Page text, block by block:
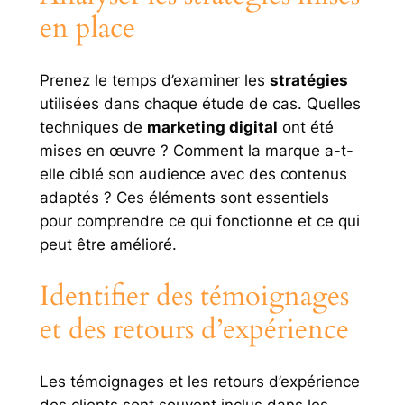
en place
Prenez le temps d’examiner les stratégies
utilisées dans chaque étude de cas. Quelles
techniques de marketing digital ont été
mises en œuvre ? Comment la marque a-t-
elle ciblé son audience avec des contenus
adaptés ? Ces éléments sont essentiels
pour comprendre ce qui fonctionne et ce qui
peut être amélioré.
Identifier des témoignages
et des retours d’expérience
Les témoignages et les retours d’expérience